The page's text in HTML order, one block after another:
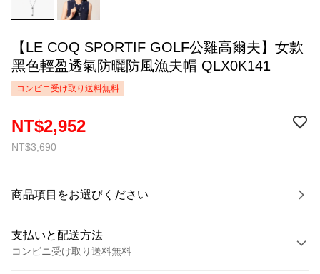
【LE COQ SPORTIF GOLF公雞高爾夫】女款
黑色輕盈透氣防曬防風漁夫帽 QLX0K141
コンビニ受け取り送料無料
NT$3,690
NT$2,952
商品項目をお選びください
支払いと配送方法
コンビニ受け取り送料無料